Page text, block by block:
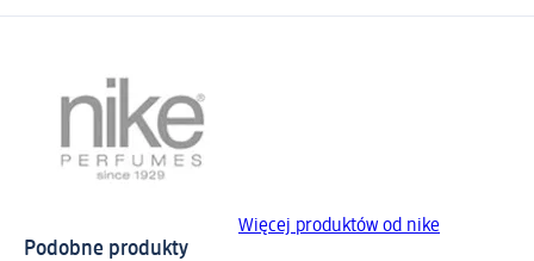
Więcej produktów od nike
Podobne produkty